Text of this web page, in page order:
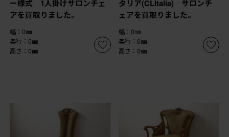
ー様式 1人掛けサロンチェ
アを買取りました。
幅：0㎜
奥行：0㎜
高さ：0㎜
タリア(CLItalia) サロンチ
ェアを買取りました。
幅：0㎜
奥行：0㎜
高さ：0㎜